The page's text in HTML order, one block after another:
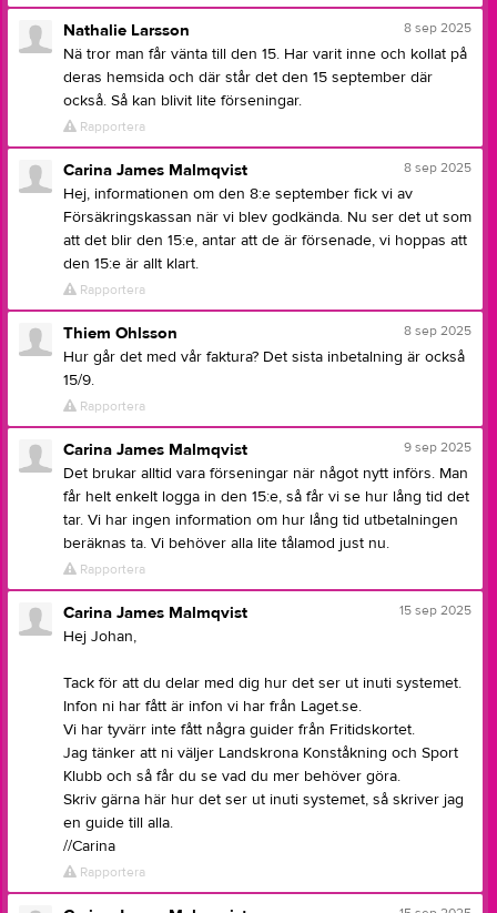
8 sep 2025
Nathalie Larsson
Nä tror man får vänta till den 15. Har varit inne och kollat på
deras hemsida och där står det den 15 september där
också. Så kan blivit lite förseningar.
Rapportera
8 sep 2025
Carina James Malmqvist
Hej, informationen om den 8:e september fick vi av
Försäkringskassan när vi blev godkända. Nu ser det ut som
att det blir den 15:e, antar att de är försenade, vi hoppas att
den 15:e är allt klart.
Rapportera
8 sep 2025
Thiem Ohlsson
Hur går det med vår faktura? Det sista inbetalning är också
15/9.
Rapportera
9 sep 2025
Carina James Malmqvist
Det brukar alltid vara förseningar när något nytt införs. Man
får helt enkelt logga in den 15:e, så får vi se hur lång tid det
tar. Vi har ingen information om hur lång tid utbetalningen
beräknas ta. Vi behöver alla lite tålamod just nu.
Rapportera
15 sep 2025
Carina James Malmqvist
Hej Johan,
Tack för att du delar med dig hur det ser ut inuti systemet.
Infon ni har fått är infon vi har från Laget.se.
Vi har tyvärr inte fått några guider från Fritidskortet.
Jag tänker att ni väljer Landskrona Konståkning och Sport
Klubb och så får du se vad du mer behöver göra.
Skriv gärna här hur det ser ut inuti systemet, så skriver jag
en guide till alla.
//Carina
Rapportera